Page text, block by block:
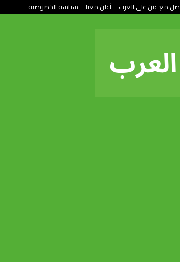
مع عين على العرب أعلن معنا سياسة الخصوصية